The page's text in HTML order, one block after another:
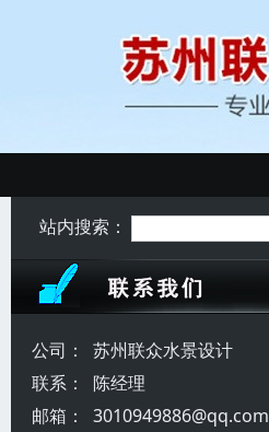
站内搜索：
公司：
苏州联众水景设计
联系：
陈经理
邮箱：
3010949886@qq.com